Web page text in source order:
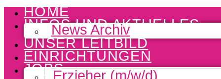
HOME
INFOS UND AKTUELLES
News Archiv
UNSER LEITBILD
EINRICHTUNGEN
JOBSErzieher (m/w/d)